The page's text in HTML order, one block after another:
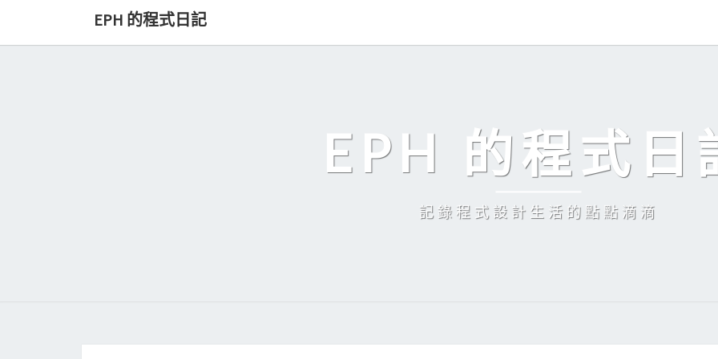
EPH 的程式日記
EPH 的程式日
記錄程式設計生活的點點滴滴